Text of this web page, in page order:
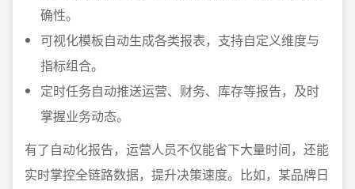
确性。
可视化模板自动生成各类报表，支持自定义维度与
指标组合。
定时任务自动推送运营、财务、库存等报告，及时
掌握业务动态。
有了自动化报告，运营人员不仅能省下大量时间，还能
实时掌控全链路数据，提升决策速度。比如，某品牌日